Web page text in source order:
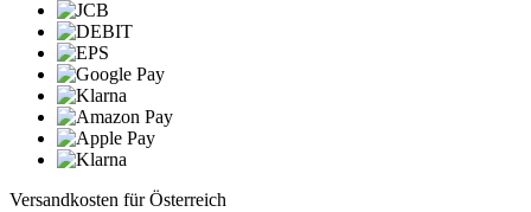
Versandkosten für Österreich